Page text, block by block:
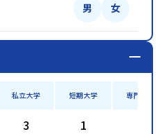
男 女
私立大学 短期大学 専門学校
3 1